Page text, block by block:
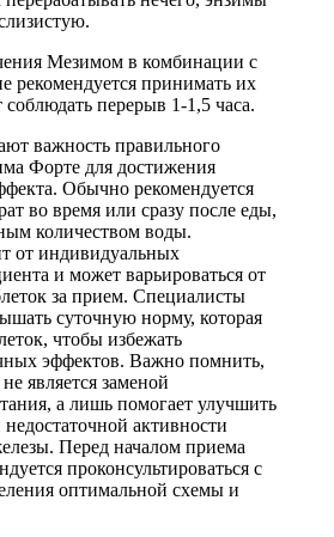
Мезимом в комбинации с
рекомендуется принимать их
перерыв 1-1,5 часа.
важность правильного
Форте для достижения
Обычно рекомендуется
во время или сразу после еды,
количеством воды.
от индивидуальных
и может варьироваться от
за прием. Специалисты
суточную норму, которая
чтобы избежать
эффектов. Важно помнить,
является заменой
а лишь помогает улучшить
активности
Перед началом приема
проконсультироваться с
оптимальной схемы и